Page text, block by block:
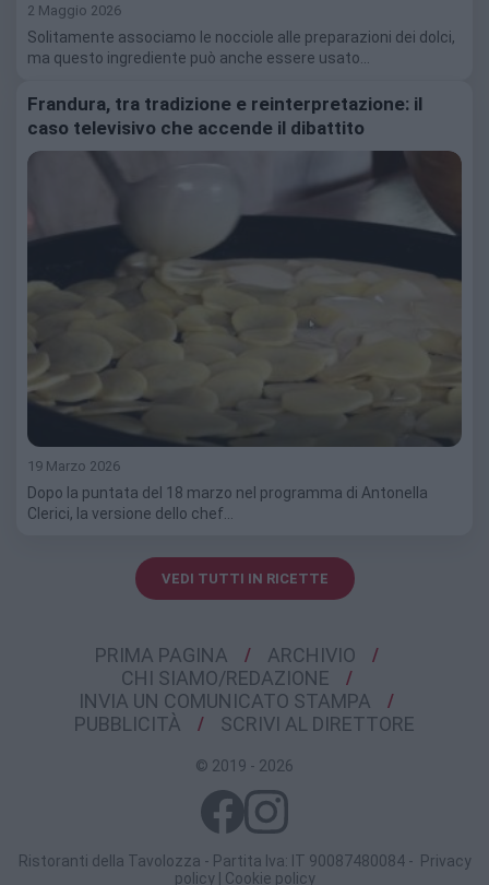
2 Maggio 2026
Solitamente associamo le nocciole alle preparazioni dei dolci,
ma questo ingrediente può anche essere usato…
Frandura, tra tradizione e reinterpretazione: il
caso televisivo che accende il dibattito
19 Marzo 2026
Dopo la puntata del 18 marzo nel programma di Antonella
Clerici, la versione dello chef…
VEDI TUTTI IN RICETTE
PRIMA PAGINA
ARCHIVIO
CHI SIAMO/REDAZIONE
INVIA UN COMUNICATO STAMPA
PUBBLICITÀ
SCRIVI AL DIRETTORE
© 2019 - 2026
Ristoranti della Tavolozza - Partita Iva: IT 90087480084 - Privacy
policy| Cookie policy